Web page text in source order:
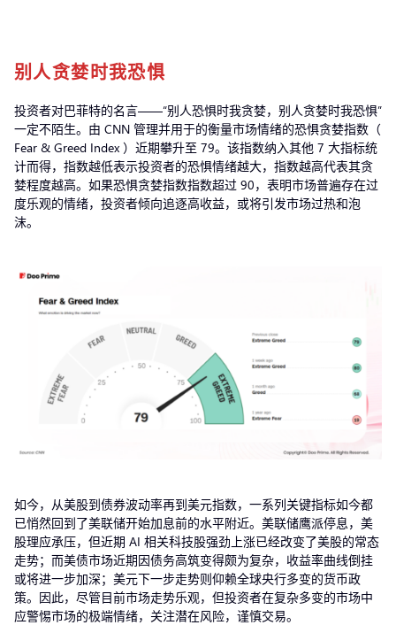
别人贪婪时我恐惧
投资者对巴菲特的名言——“别人恐惧时我贪婪，别人贪婪时我恐惧”
一定不陌生。由 CNN 管理并用于的衡量市场情绪的恐惧贪婪指数（
Fear & Greed Index ）近期攀升至 79。该指数纳入其他 7 大指标统
计而得，指数越低表示投资者的恐惧情绪越大，指数越高代表其贪
婪程度越高。如果恐惧贪婪指数指数超过 90，表明市场普遍存在过
度乐观的情绪，投资者倾向追逐高收益，或将引发市场过热和泡
沫。
如今，从美股到债券波动率再到美元指数，一系列关键指标如今都
已悄然回到了美联储开始加息前的水平附近。美联储鹰派停息，美
股理应承压，但近期 AI 相关科技股强劲上涨已经改变了美股的常态
走势；而美债市场近期因债务高筑变得颇为复杂，收益率曲线倒挂
或将进一步加深；美元下一步走势则仰赖全球央行多变的货币政
策。因此，尽管目前市场走势乐观，但投资者在复杂多变的市场中
应警惕市场的极端情绪，关注潜在风险，谨慎交易。